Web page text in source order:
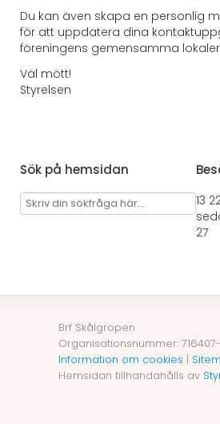
Du kan även skapa en personlig
för att uppdatera dina
föreningens gemensamma
Väl mött!
Styrelsen
Sök på hemsidan
13
27
Brf Skålgropen
Organisationsnummer:
Information om cookies |
Hemsidan tillhandahålls av